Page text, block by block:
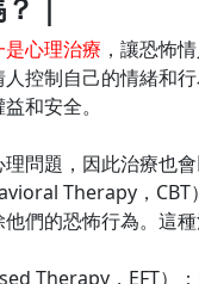
是心理治療 ，讓恐怖
人控制自己的情緒和
和安全。
問題，因此治療也
Therapy，
們的恐怖行為。這
Therapy，EFT）